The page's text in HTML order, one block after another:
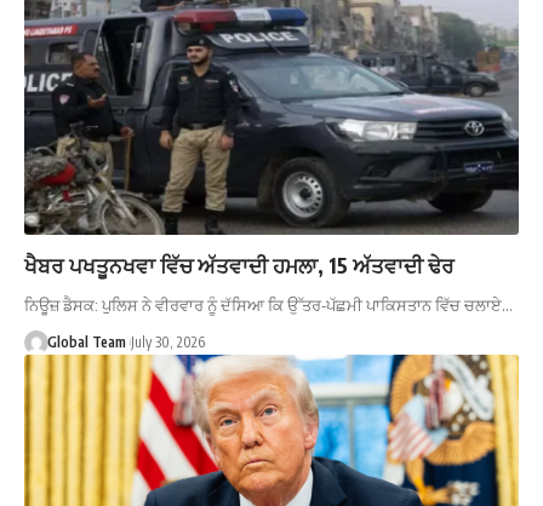
ਖੈਬਰ ਪਖਤੂਨਖਵਾ ਵਿੱਚ ਅੱਤਵਾਦੀ ਹਮਲਾ, 15 ਅੱਤਵਾਦੀ ਢੇਰ
ਨਿਊਜ਼ ਡੈਸਕ: ਪੁਲਿਸ ਨੇ ਵੀਰਵਾਰ ਨੂੰ ਦੱਸਿਆ ਕਿ ਉੱਤਰ-ਪੱਛਮੀ ਪਾਕਿਸਤਾਨ ਵਿੱਚ ਚਲਾਏ…
Global Team July 30, 2026